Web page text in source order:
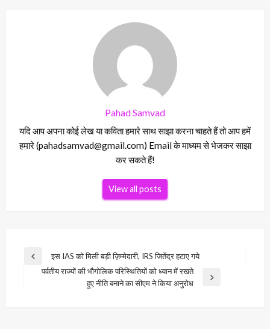
Pahad Samvad
यदि आप अपना कोई लेख या कविता हमारे साथ साझा करना चाहते हैं तो आप हमें
हमारे (pahadsamvad@gmail.com) Email के माध्यम से भेजकर साझा
कर सकते हैं!
View all posts
Post
navigation
Previous
इस IAS को मिली बड़ी ज़िम्मेदारी, IRS जितेंद्र हटाए गये
पर्वतीय राज्यों की भौगोलिक परिस्थितियों को ध्यान में रखते
हुए नीति बनाने का सीएम ने किया अनुरोध